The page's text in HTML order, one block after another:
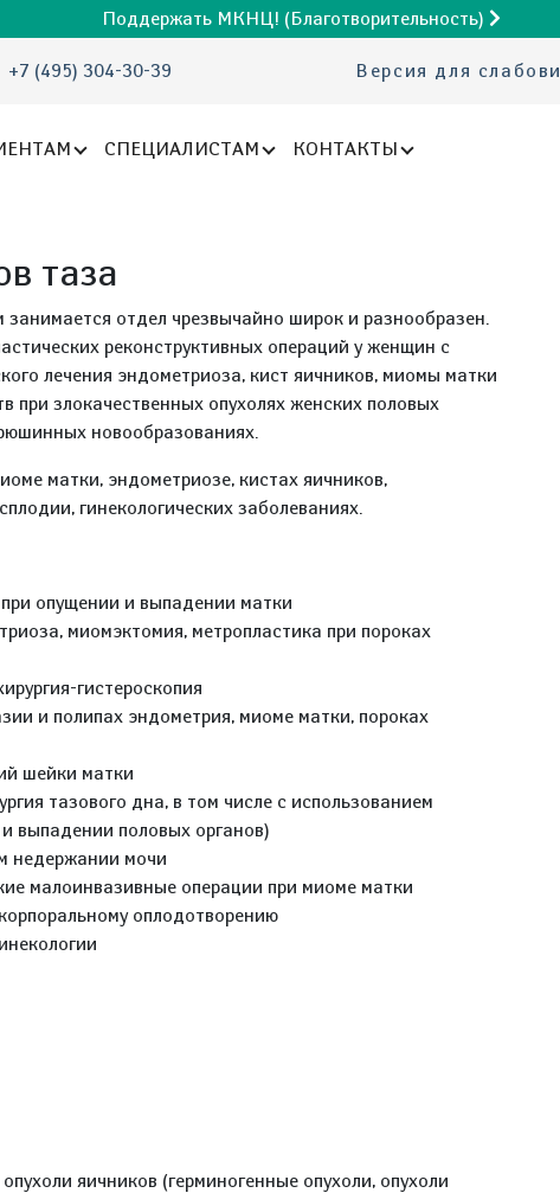
Поддержать МКНЦ! (Благотворительность)
+7 (495) 304-30-39 Версия для
СПЕЦИАЛИСТАМ КОНТАКТЫ
таза
отдел чрезвычайно широк и разнообразен.
реконструктивных операций у женщин с
лечения эндометриоза, кист яичников, миомы матки
при злокачественных опухолях женских половых
новообразованиях.
матки, эндометриозе, кистах яичников,
гинекологических заболеваниях.
опущении и выпадении матки
миомэктомия, метропластика при пороках
гистероскопия
и полипах эндометрия, миоме матки, пороках
шейки матки
тазового дна, в том числе с использованием
выпадении половых органов)
недержании мочи
малоинвазивные операции при миоме матки
оплодотворению
яичников (герминогенные опухоли, опухоли